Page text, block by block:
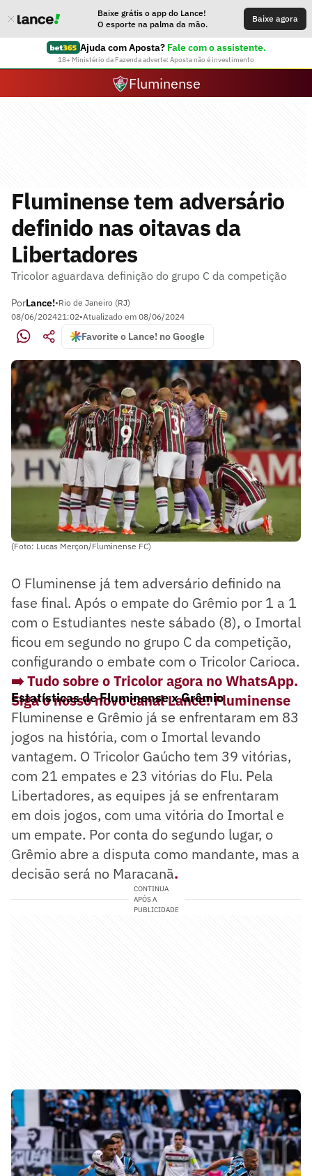
Baixe grátis o app do Lance!
O esporte na palma da mão.
Baixe agora
Ajuda com Aposta? Fale com o assistente.
18+ Ministério da Fazenda adverte: Aposta não é investimento
Fluminense
Fluminense tem adversário
definido nas oitavas da
Libertadores
Tricolor aguardava definição do grupo C da competição
PorLance!•Rio de Janeiro (RJ)
08/06/202421:02•Atualizado em 08/06/2024
Favorite o Lance! no Google
(Foto: Lucas Merçon/Fluminense FC)
O Fluminense já tem adversário definido na
fase final. Após o empate do Grêmio por 1 a 1
com o Estudiantes neste sábado (8), o Imortal
ficou em segundo no grupo C da competição,
configurando o embate com o Tricolor Carioca.
➡️ Tudo sobre o Tricolor agora no WhatsApp.
Siga o nosso novo canal Lance! Fluminense
Estatísticas de Fluminense x Grêmio
Fluminense e Grêmio já se enfrentaram em 83
jogos na história, com o Imortal levando
vantagem. O Tricolor Gaúcho tem 39 vitórias,
com 21 empates e 23 vitórias do Flu. Pela
Libertadores, as equipes já se enfrentaram
em dois jogos, com uma vitória do Imortal e
um empate. Por conta do segundo lugar, o
Grêmio abre a disputa como mandante, mas a
decisão será no Maracanã.
CONTINUA
APÓS A
PUBLICIDADE